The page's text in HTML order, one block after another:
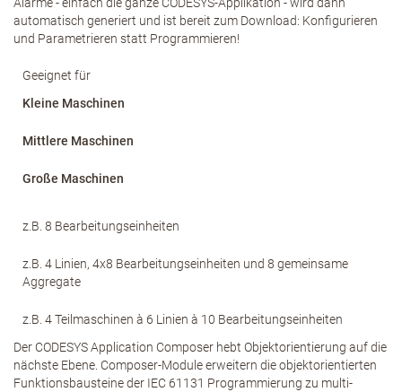
automatisch generiert und ist bereit zum Download: Konfigurieren
und Parametrieren statt Programmieren!
Geeignet für
Kleine Maschinen
Mittlere Maschinen
Große Maschinen
z.B. 8 Bearbeitungseinheiten
z.B. 4 Linien, 4x8 Bearbeitungseinheiten und 8 gemeinsame
Aggregate
z.B. 4 Teilmaschinen à 6 Linien à 10 Bearbeitungseinheiten
Der CODESYS Application Composer hebt Objektorientierung auf die
nächste Ebene. Composer-Module erweitern die objektorientierten
Funktionsbausteine der IEC 61131 Programmierung zu multi-